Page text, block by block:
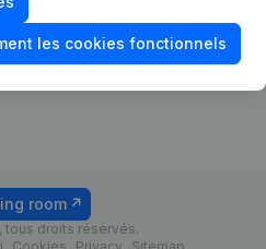
les cookies fonctionnels
Tarifs
droits réservés.
room